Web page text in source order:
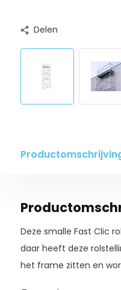
Delen
Deze smalle Fast Clic
daar heeft deze
het frame zitten en